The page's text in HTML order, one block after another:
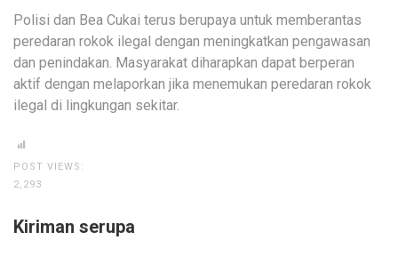
Polisi dan Bea Cukai terus berupaya untuk memberantas
peredaran rokok ilegal dengan meningkatkan pengawasan
dan penindakan. Masyarakat diharapkan dapat berperan
aktif dengan melaporkan jika menemukan peredaran rokok
ilegal di lingkungan sekitar.
POST VIEWS:
2,293
Kiriman serupa